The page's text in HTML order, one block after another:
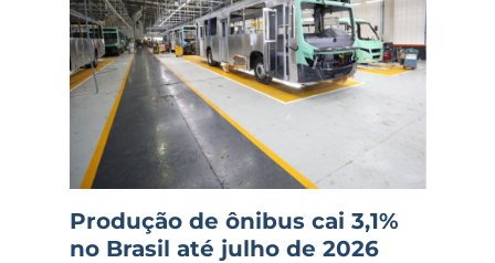
Produção de ônibus cai 3,1%
no Brasil até julho de 2026